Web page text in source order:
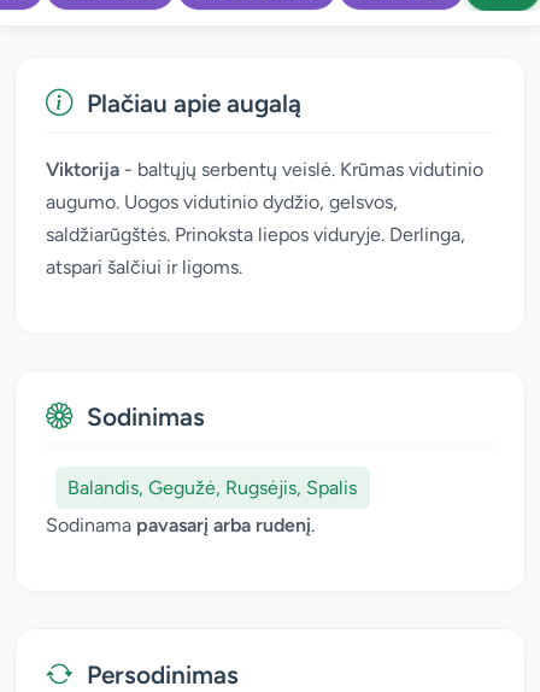
Plačiau apie augalą
Viktorija - baltųjų serbentų veislė. Krūmas vidutinio
augumo. Uogos vidutinio dydžio, gelsvos,
saldžiarūgštės. Prinoksta liepos viduryje. Derlinga,
atspari šalčiui ir ligoms.
Sodinimas
Balandis, Gegužė, Rugsėjis, Spalis
Sodinama pavasarį arba rudenį.
Persodinimas